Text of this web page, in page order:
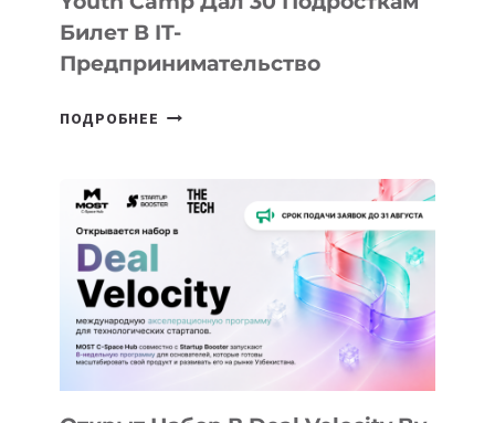
Билет В IT-
Предпринимательство
ПОДРОБНЕЕ ОТ
АЛМАТЫ:
AI
YOUTH
CAMP
ДАЛ
30
ПОДРОСТКАМ
БИЛЕТ